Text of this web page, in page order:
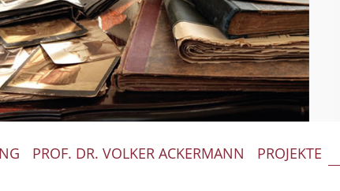
PROF. DR. VOLKER ACKERMANN PROJEKTE